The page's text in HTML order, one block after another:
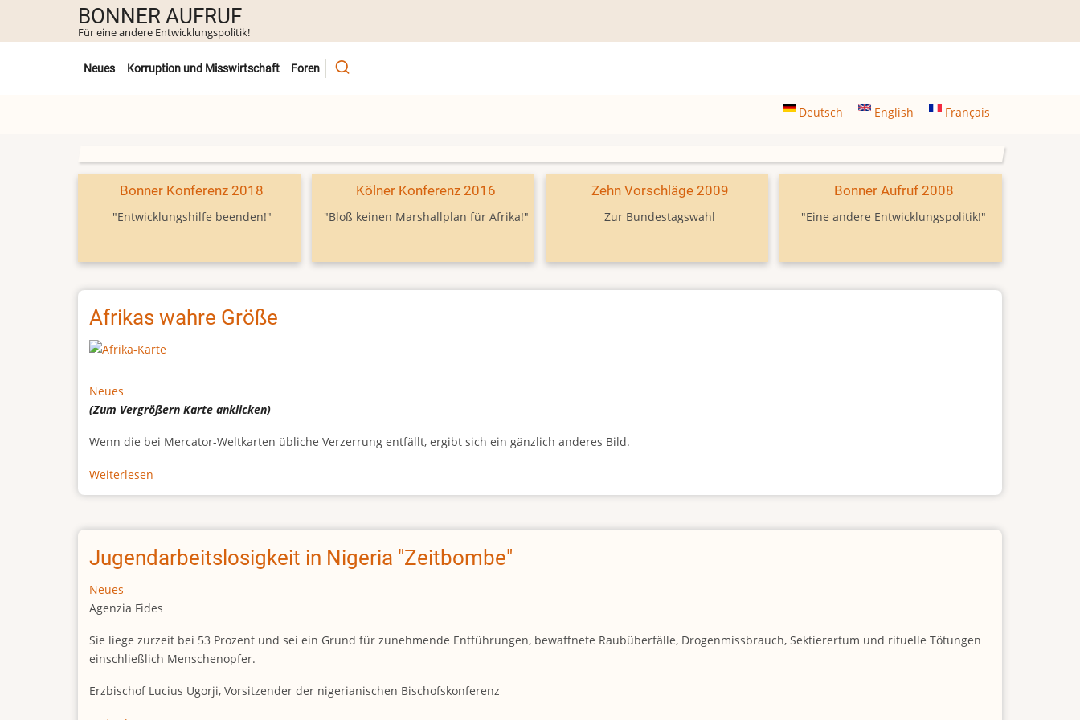
Inhalt
BONNER AUFRUF
Für eine andere Entwicklungspolitik!
Untermenü
Neues Korruption und Misswirtschaft Foren
Deutsch English Français
Bonner Konferenz 2018
"Entwicklungshilfe beenden!"
Kölner Konferenz 2016
"Bloß keinen Marshallplan für Afrika!"
Zehn Vorschläge 2009
Zur Bundestagswahl
Bonner Aufruf 2008
"Eine andere Entwicklungspolitik!"
Afrikas wahre Größe
Neues
(Zum VergrößernKarte anklicken)
Wenn die bei Mercator-Weltkarten übliche Verzerrung entfällt, ergibt sich ein gänzlich anderes Bild.
Weiterlesen
Afrikas
Größe
Jugendarbeitslosigkeit in Nigeria "Zeitbombe"
Neues
Agenzia Fides
Sie liege zurzeit bei 53 Prozent und sei ein Grund für zunehmende Entführungen, bewaffnete Raubüberfälle, Drogenmissbrauch, Sektierertum und rituelle Tötungen
einschließlich Menschenopfer.
Erzbischof Lucius Ugorji, Vorsitzender der nigerianischen Bischofskonferenz